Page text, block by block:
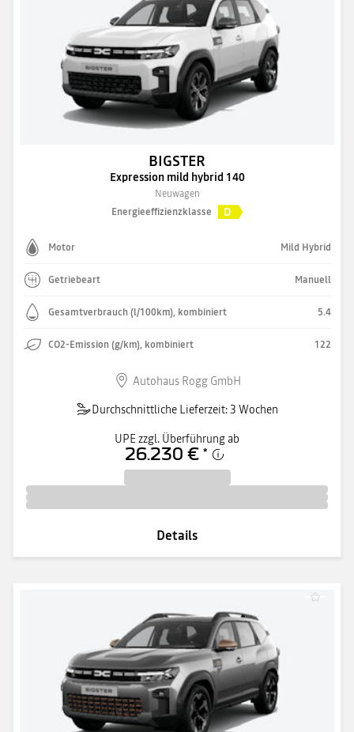
BIGSTER
Expression mild hybrid 140
Neuwagen
Energieeffizienzklasse
D
Motor Mild Hybrid
Getriebeart Manuell
Gesamtverbrauch (l/100km), kombiniert 5.4
CO2-Emission (g/km), kombiniert 122
Autohaus Rogg GmbH
Durchschnittliche Lieferzeit: 3 Wochen
UPE zzgl. Überführung ab
26.230 € *
Details